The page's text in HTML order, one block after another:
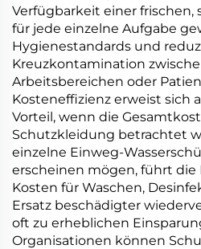
Verfügbarkeit einer frischen,
für jede einzelne Aufgabe
Hygienestandards und
Kreuzkontamination
Arbeitsbereichen oder
Kosteneffizienz erweist sich
Vorteil, wenn die
Schutzkleidung betrachtet
einzelne Einweg-
erscheinen mögen, führt die
Kosten für Waschen,
Ersatz beschädigter
oft zu erheblichen
Organisationen können